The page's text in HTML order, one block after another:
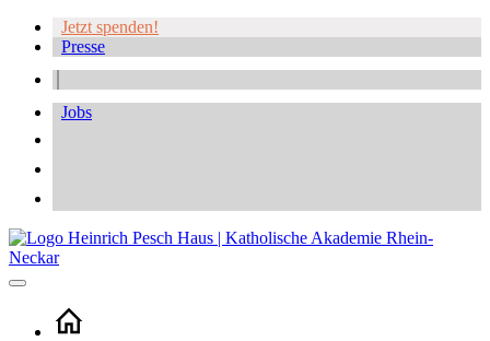
Jetzt spenden!
Presse
Jobs